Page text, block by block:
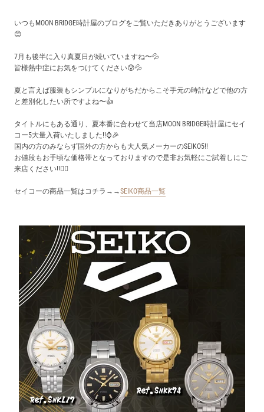
買取価格例一覧
最新ニュース
保証とメンテナンス
お問い合わせ
いつもMOON BRIDGE時計屋のブログをご覧いただきありがとうございます
😊
7月も後半に入り真夏日が続いていますね〜💦
皆様熱中症にお気をつけてください😰💦
夏と言えば服装もシンプルになりがちだからこそ手元の時計などで他の方
と差別化したい所ですよね〜👍
タイトルにもある通り、夏本番に合わせて当店MOON BRIDGE時計屋にセイ
コー5大量入荷いたしました!!⌚🎉
国内の方のみならず国外の方からも大人気メーカーのSEIKO5!!
お値段もお手頃な価格帯となっておりますので是非お気軽にご試着しにご
来店ください!!🙇‍♂
セイコーの商品一覧はコチラ→→SEIKO商品一覧